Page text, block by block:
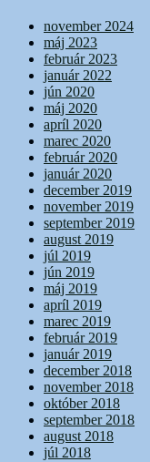
november 2024
máj 2023
február 2023
január 2022
jún 2020
máj 2020
apríl 2020
marec 2020
február 2020
január 2020
december 2019
november 2019
september 2019
august 2019
júl 2019
jún 2019
máj 2019
apríl 2019
marec 2019
február 2019
január 2019
december 2018
november 2018
október 2018
september 2018
august 2018
júl 2018